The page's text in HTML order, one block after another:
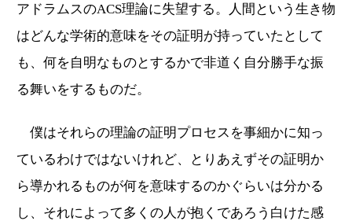
アドラムスのACS理論に失望する。人間という生き物
はどんな学術的意味をその証明が持っていたとして
も、何を自明なものとするかで非道く自分勝手な振
る舞いをするものだ。
僕はそれらの理論の証明プロセスを事細かに知っ
ているわけではないけれど、とりあえずその証明か
ら導かれるものが何を意味するのかぐらいは分かる
し、それによって多くの人が抱くであろう白けた感